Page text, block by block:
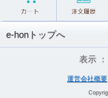
e-honトップへ
表示 ：
運営会社概要